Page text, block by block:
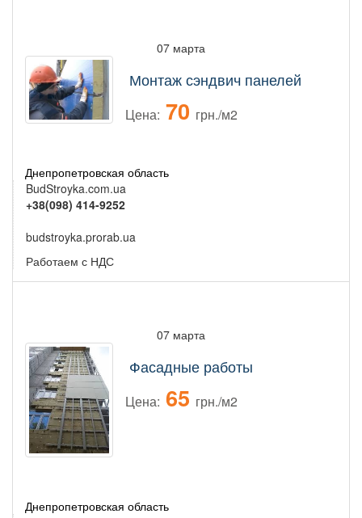
07 марта
Монтаж сэндвич панелей
Цена: 70 грн./м2
Днепропетровская область
BudStroyka.com.ua
+38(098) 414-9252
budstroyka.prorab.ua
Работаем с НДС
07 марта
Фасадные работы
Цена: 65 грн./м2
Днепропетровская область